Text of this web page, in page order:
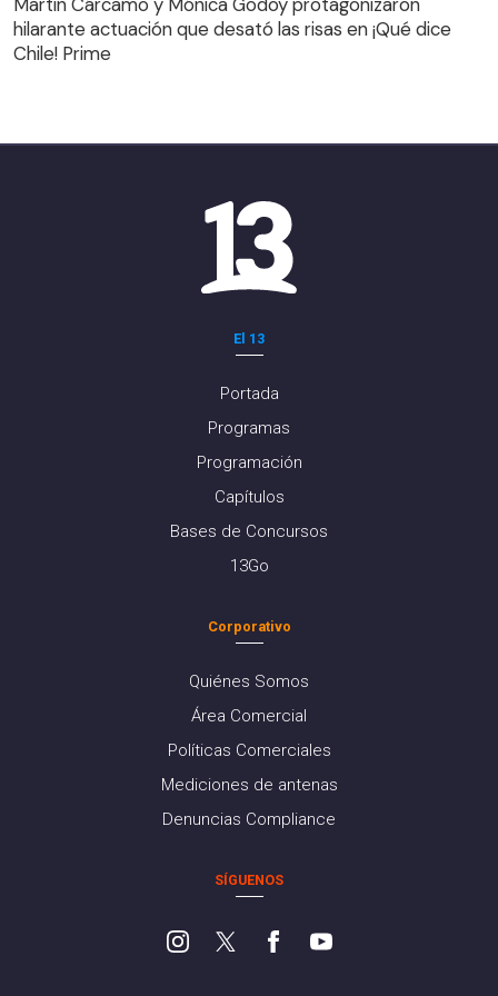
Chile! Prime
hilarante actuación que desató las risas en ¡Qué dice
Chile! Prime
El 13
Portada
Programas
Programación
Capítulos
Bases de Concursos
13Go
Corporativo
Quiénes Somos
Área Comercial
Políticas Comerciales
Mediciones de antenas
Denuncias Compliance
SÍGUENOS